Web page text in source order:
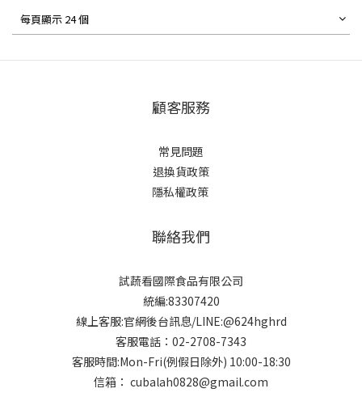
每頁顯示 24 個
顧客服務
常見問題
退換貨政策
隱私權政策
聯絡我們
試蔬看國際食品有限公司
統編:83307420
線上客服:官網後台訊息/LINE:@624hghrd
客服電話：02-2708-7343
客服時間:Mon-Fri(例假日除外) 10:00-18:30
信箱： cubalah0828@gmail.com